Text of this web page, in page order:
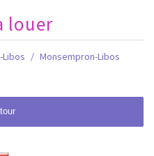
louer
Monsempron-Libos